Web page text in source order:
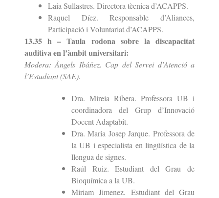
Laia Sullastres. Directora tècnica d’ACAPPS.
Raquel Díez. Responsable d’Aliances,
Participació i Voluntariat d’ACAPPS.
13.35 h – Taula rodona sobre la discapacitat
auditiva en l’àmbit universitari:
Modera: Àngels Ibáñez. Cap del Servei d’Atenció a
l’Estudiant (SAE).
Dra. Mireia Ribera. Professora UB i
coordinadora del Grup d’Innovació
Docent Adaptabit.
Dra. Maria Josep Jarque. Professora de
la UB i especialista en lingüística de la
llengua de signes.
Raúl Ruiz. Estudiant del Grau de
Bioquímica a la UB.
Miriam Jimenez. Estudiant del Grau